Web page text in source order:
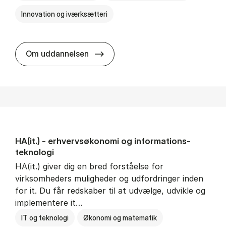
Innovation og iværksætteri
Om uddannelsen HA i pro­jekt­le­del­se
HA(it.) - erhvervs­økonomi og informations­
teknologi
HA(it.) giver dig en bred forståelse for
virksomheders muligheder og udfordringer inden
for it. Du får redskaber til at udvælge, udvikle og
implementere it…
IT og teknologi Økonomi og matematik